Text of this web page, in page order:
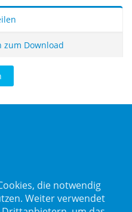
Download
die notwendig
Weiter verwendet